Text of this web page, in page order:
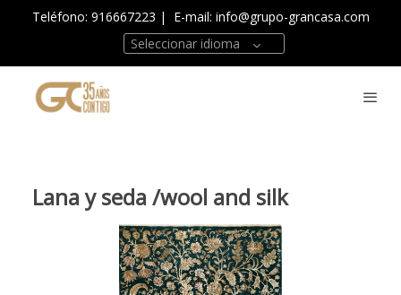
Teléfono: 916667223 | E-mail: info@grupo-grancasa.com
Seleccionar idioma
Lana y seda /wool and silk